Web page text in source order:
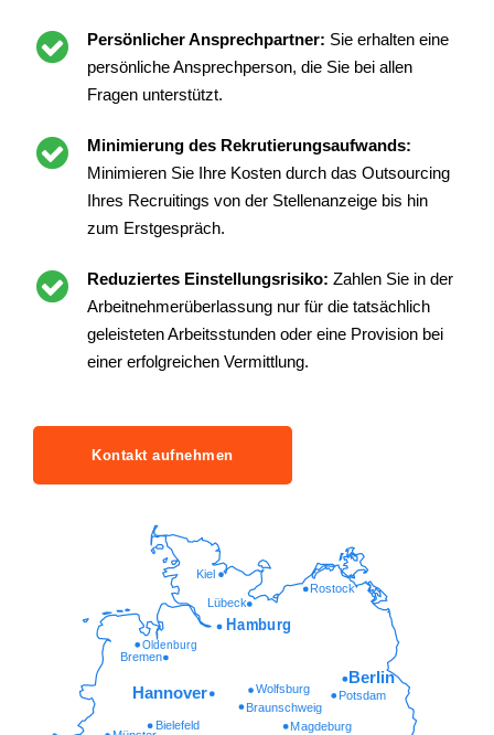
Persönlicher Ansprechpartner: Sie erhalten eine
persönliche Ansprechperson, die Sie bei allen
Fragen unterstützt.
Minimierung des Rekrutierungsaufwands:
Minimieren Sie Ihre Kosten durch das Outsourcing
Ihres Recruitings von der Stellenanzeige bis hin
zum Erstgespräch.
Reduziertes Einstellungsrisiko: Zahlen Sie in der
Arbeitnehmerüberlassung nur für die tatsächlich
geleisteten Arbeitsstunden oder eine Provision bei
einer erfolgreichen Vermittlung.
Kontakt aufnehmen
Magdeburg
Bielefeld
Braunschweig
Potsdam
Wolfsburg
Oldenburg
Lübeck
Rostock
Kiel
Hannover
Berlin
Bremen
Hamburg